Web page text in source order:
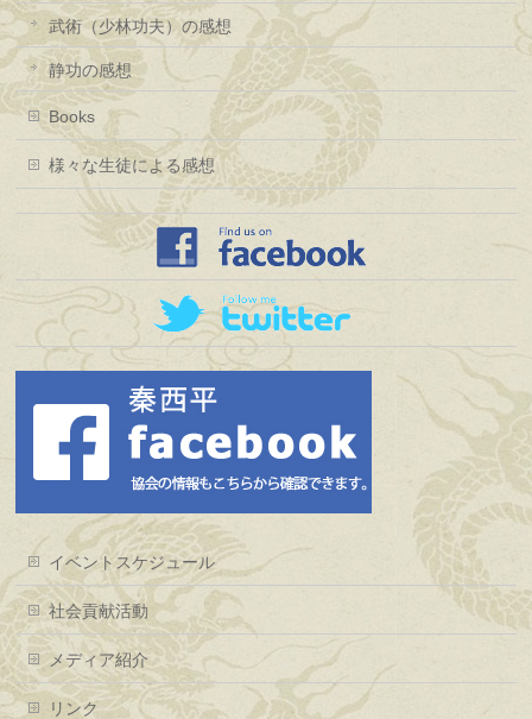
武術（少林功夫）の感想
静功の感想
Books
様々な生徒による感想
イベントスケジュール
社会貢献活動
メディア紹介
リンク